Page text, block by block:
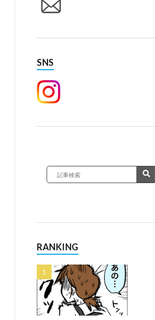
SNS
RANKING